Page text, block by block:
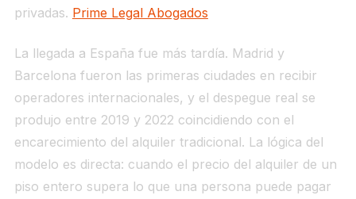
privadas. Prime Legal Abogados
La llegada a España fue más tardía. Madrid y
Barcelona fueron las primeras ciudades en recibir
operadores internacionales, y el despegue real se
produjo entre 2019 y 2022 coincidiendo con el
encarecimiento del alquiler tradicional. La lógica del
modelo es directa: cuando el precio del alquiler de un
piso entero supera lo que una persona puede pagar